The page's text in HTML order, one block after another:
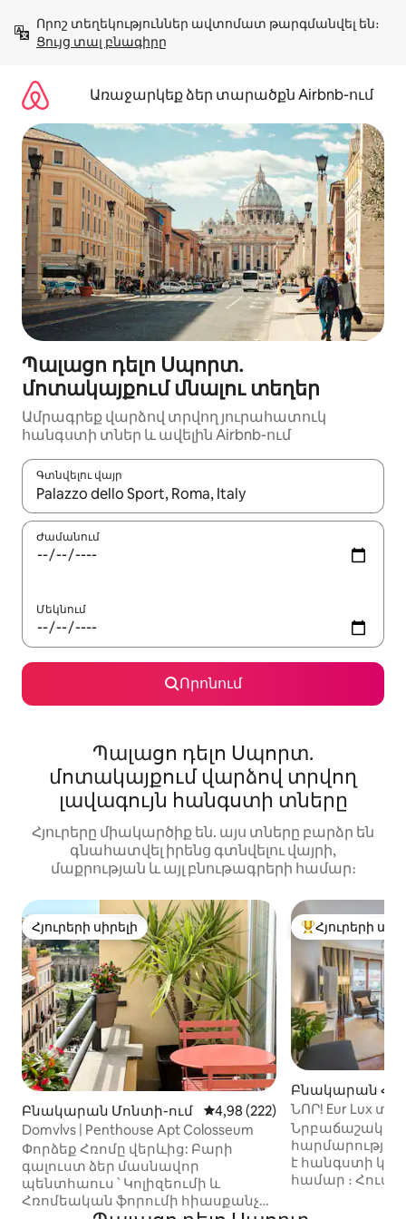
բովանդակությանը
Ցույց տալ բնագիրը
Առաջարկեք ձեր տարածքն Airbnb-ում
Պալացո դելո Սպորտ․
մոտակայքում մնալու տեղեր
Ամրագրեք վարձով տրվող յուրահատուկ
հանգստի տներ և ավելին Airbnb-ում
Գտնվելու վայր
Երբ արդյունքները հասանելի լինեն, սլաքների
Ժամանում
Մեկնում
Որոնում
Պալացո դելո Սպորտ.
մոտակայքում վարձով տրվող
լավագույն հանգստի տները
Հյուրերը միակարծիք են. այս տները բարձր են
գնահատվել իրենց գտնվելու վայրի,
մաքրության և այլ բնութագրերի համար։
Հյուրերի սիրելի
Հյուրերի սիրելի
Բնակարան Մոնտի-ում Միջին վարկանիշը՝ 5-ից
4,98 (222)
Domvlvs | Penthouse Apt Colosseum
Փորձեք Հռոմը վերևից: Բարի
գալուստ ձեր մասնավոր
պենտհաուս ՝ Կոլիզեումի և
Հռոմեական ֆորումի հիասքանչ
Հյուրերի
Հյուրերի
Բնակարան
ՆՈՐ! Eur Lux
Նրբաճաշակ
է հանգստի
համար ։ Հուսով
կունենաք